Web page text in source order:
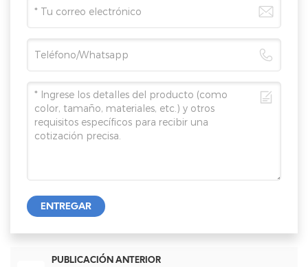
ENTREGAR
PUBLICACIÓN ANTERIOR